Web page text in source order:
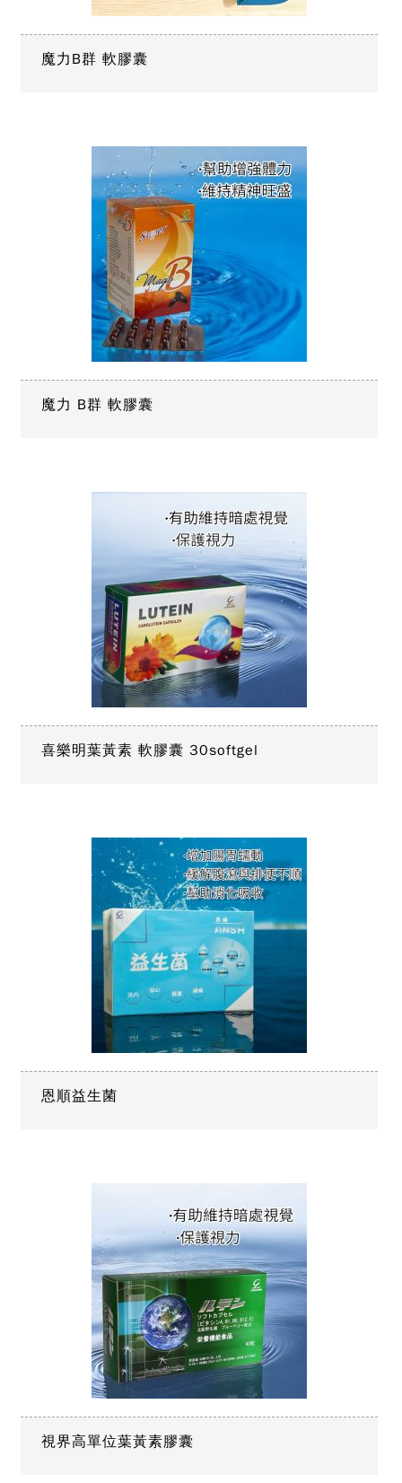
魔力B群 軟膠囊
魔力 B群 軟膠囊
喜樂明葉黃素 軟膠囊 30softgel
恩順益生菌
視界高單位葉黃素膠囊